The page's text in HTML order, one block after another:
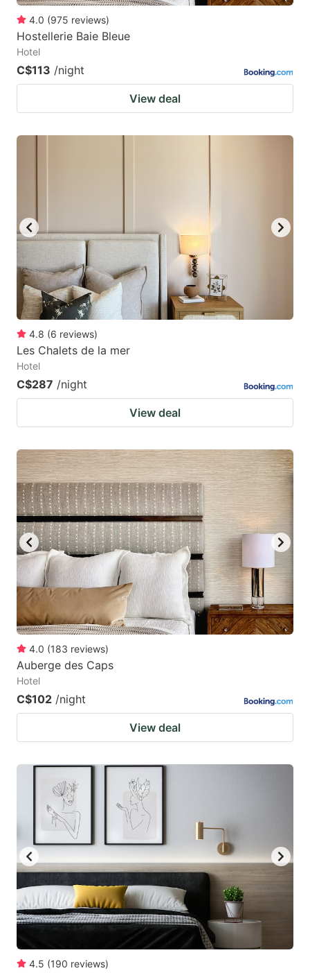
4.0 (975 reviews)
Hostellerie Baie Bleue
Hotel
C$113 /night
View deal
4.8 (6 reviews)
Les Chalets de la mer
Hotel
C$287 /night
View deal
4.0 (183 reviews)
Auberge des Caps
Hotel
C$102 /night
View deal
4.5 (190 reviews)